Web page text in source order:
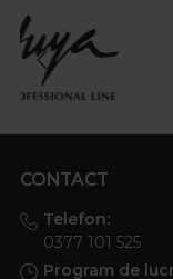
CONTACT
Telefon:
0377 101 525
Program de